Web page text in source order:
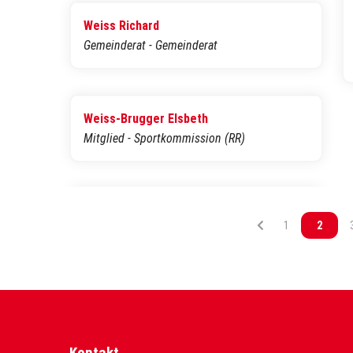
Weiss Richard
Gemeinderat - Gemeinderat
Weiss-Brugger Elsbeth
Mitglied - Sportkommission (RR)
Vous êtes sur
1 Vous
2